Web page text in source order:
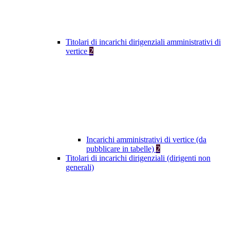
Titolari di incarichi dirigenziali amministrativi di
vertice 2
Incarichi amministrativi di vertice (da
pubblicare in tabelle) 2
Titolari di incarichi dirigenziali (dirigenti non
generali)